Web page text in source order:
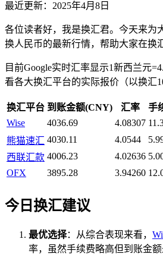
最近更新： 2025年4月8日
各位读者好，我是换汇君。今天来为
换人民币的最新行情，帮助大家在换
目前Google实时汇率显示1新西兰元
看各大换汇平台的实际报价（以换汇
换汇平台 到账金额(CNY) 汇率 手
Wise
4036.69 4.08307
熊猫速汇 4030.11 4.0544
西联汇款 4006.23 4.02636
OFX
3895.28 3.94260
今日换汇建议
最优选择：从综合表现来看，
率，虽然手续费略高但到账金额